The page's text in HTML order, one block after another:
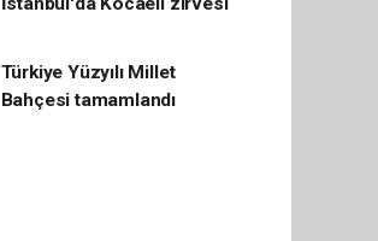
Türkiye Yüzyılı Millet
Bahçesi tamamlandı